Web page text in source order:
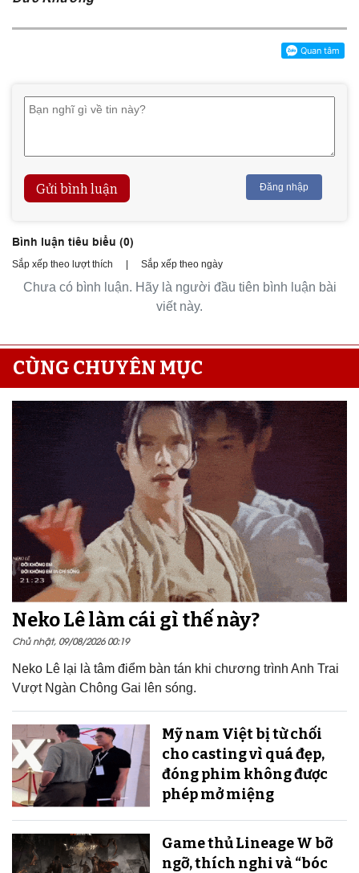
Gửi bình luận Đăng nhập
Bình luận tiêu biểu (0)
Sắp xếp theo lượt thích Sắp xếp theo ngày
Chưa có bình luận. Hãy là người đầu tiên bình luận bài
viết này.
CÙNG CHUYÊN MỤC
Neko Lê làm cái gì thế này?
Chủ nhật, 09/08/2026 00:19
Neko Lê lại là tâm điểm bàn tán khi chương trình Anh Trai
Vượt Ngàn Chông Gai lên sóng.
Mỹ nam Việt bị từ chối
cho casting vì quá đẹp,
đóng phim không được
phép mở miệng
Game thủ Lineage W bỡ
ngỡ, thích nghi và “bóc